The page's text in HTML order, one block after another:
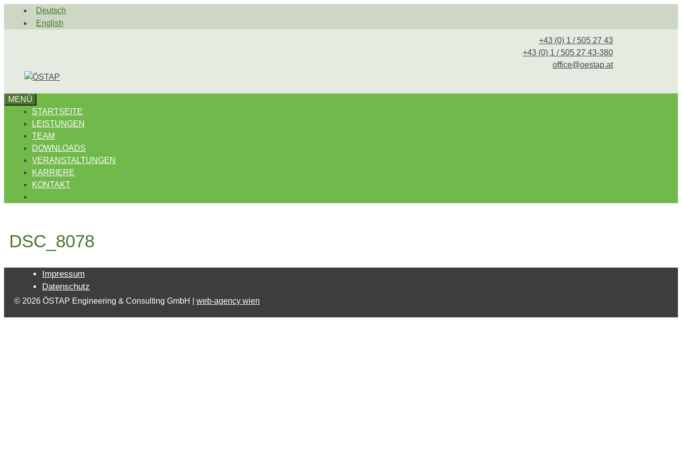
Deutsch
English
+43 (0) 1 / 505 27 43
+43 (0) 1 / 505 27 43-380
office@oestap.at
MENÜ
STARTSEITE
LEISTUNGEN
TEAM
DOWNLOADS
VERANSTALTUNGEN
KARRIERE
KONTAKT
DSC_8078
Impressum
Datenschutz
© 2026 ÖSTAP Engineering & Consulting GmbH | web-agency wien